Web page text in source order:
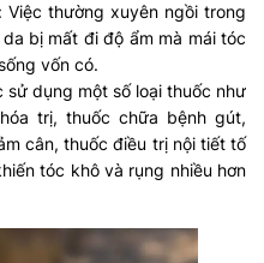
thường xuyên ngồi trong
bị mất đi độ ẩm mà mái tóc
vốn có.
dụng một số loại thuốc như
trị, thuốc chữa bệnh gút,
cân, thuốc điều trị nội tiết tố
tóc khô và rụng nhiều hơn